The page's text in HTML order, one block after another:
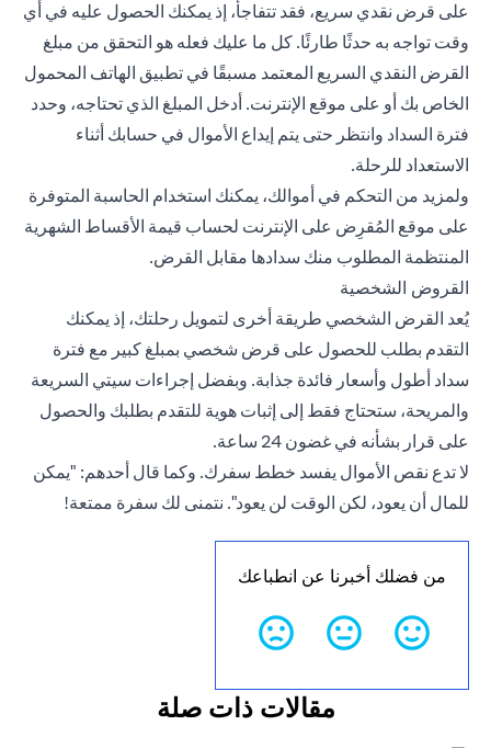
على قرض نقدي سريع، فقد تتفاجأ، إذ يمكنك الحصول عليه في أي
وقت تواجه به حدثًا طارئًا. كل ما عليك فعله هو التحقق من مبلغ
القرض النقدي السريع المعتمد مسبقًا في تطبيق الهاتف المحمول
الخاص بك أو على موقع الإنترنت. أدخل المبلغ الذي تحتاجه، وحدد
فترة السداد وانتظر حتى يتم إيداع الأموال في حسابك أثناء
الاستعداد للرحلة.
ولمزيد من التحكم في أموالك، يمكنك استخدام الحاسبة المتوفرة
على موقع المُقرِض على الإنترنت لحساب قيمة الأقساط الشهرية
المنتظمة المطلوب منك سدادها مقابل القرض.
القروض الشخصية
يُعد القرض الشخصي طريقة أخرى لتمويل رحلتك، إذ يمكنك
التقدم بطلب للحصول على قرض شخصي بمبلغ كبير مع فترة
سداد أطول وأسعار فائدة جذابة. وبفضل إجراءات سيتي السريعة
والمريحة، ستحتاج فقط إلى إثبات هوية للتقدم بطلبك والحصول
على قرار بشأنه في غضون 24 ساعة.
لا تدع نقص الأموال يفسد خطط سفرك. وكما قال أحدهم: "يمكن
للمال أن يعود، لكن الوقت لن يعود". نتمنى لك سفرة ممتعة!
من فضلك أخبرنا عن انطباعك
مقالات ذات صلة